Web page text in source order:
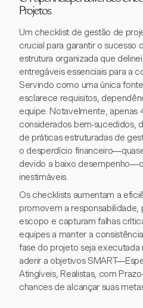
Projetos
Um checklist de gestão de
crucial para garantir o sucesso
estrutura organizada que
entregáveis essenciais para a
Servindo como uma única
esclarece requisitos,
equipe. Notavelmente, apenas
considerados bem-sucedidos,
de práticas estruturadas de
o desperdício
devido a baixo
inestimáveis.
Os checklists aumentam a
promovem a
escopo e capturam falhas
equipes a manter a
fase do projeto seja executada
aderir a objetivos
Atingíveis, Realistas, com
chances de alcançar suas